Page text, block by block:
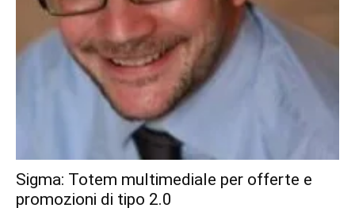
Sigma: Totem multimediale per offerte e
promozioni di tipo 2.0